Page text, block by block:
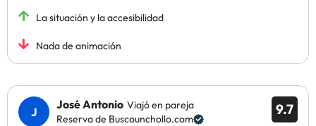
La situación y la accesibilidad
Nada de animación
9.7
José Antonio Viajó en pareja
Reserva de Buscounchollo.com